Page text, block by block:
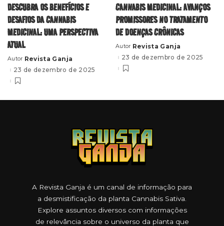
DESCUBRA OS BENEFÍCIOS E
DESAFIOS DA CANNABIS
MEDICINAL: UMA PERSPECTIVA
ATUAL
Posted
by
Autor Revista Ganja
23 de dezembro de 2025
CANNABIS MEDICINAL: AVANÇOS
PROMISSORES NO TRATAMENTO
DE DOENÇAS CRÔNICAS
Posted
by
Autor Revista Ganja
23 de dezembro de 2025
A Revista Ganja é um canal de informação para
a desmistificação da planta Cannabis Sativa.
Explore assuntos diversos com informações
de relevância sobre o universo da planta que